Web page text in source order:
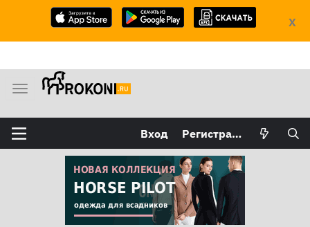
X
М
н
ю
Вход Регистрация